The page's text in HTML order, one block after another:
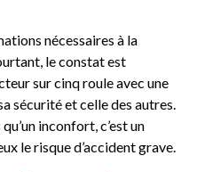
nécessaires à la
le constat est
sur cinq roule avec une
sécurité et celle des autres.
inconfort, c’est un
le risque d’accident grave.